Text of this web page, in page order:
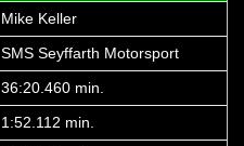
Mike Keller
SMS Seyffarth Motorsport
36:20.460 min.
1:52.112 min.